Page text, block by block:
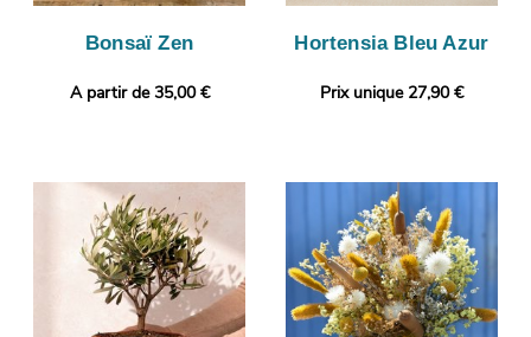
Bonsaï Zen
A partir de 35,00 €
Hortensia Bleu Azur
Prix unique 27,90 €